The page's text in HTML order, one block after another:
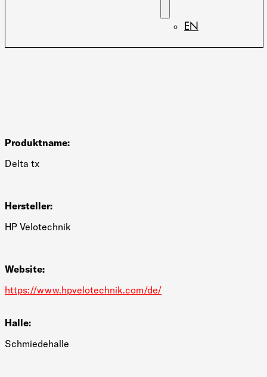
EN
Produktname:
Delta tx
Hersteller:
HP Velotechnik
Website:
https://www.hpvelotechnik.com/de/
Halle:
Schmiedehalle